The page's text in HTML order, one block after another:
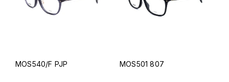
MOS540/F PJP MOS501 807